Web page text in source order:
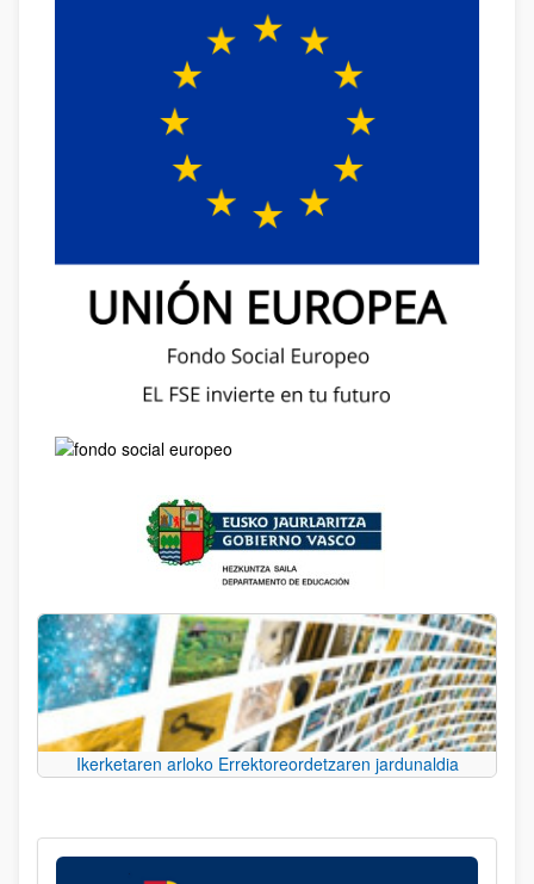
Ikerketaren arloko Errektoreordetzaren jardunaldia